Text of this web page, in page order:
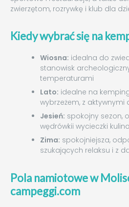
zwierzętom, rozrywkę i klub dla
Kiedy wybrać się na
Wiosna: idealna do
stanowisk
temperaturami
Lato: idealne na
wybrzeżem, z
Jesień: spokojny sezon,
wędrówkii wycieczki
Zima: spokojniejsza,
szukających relaksu i z
Pola namiotowe w
campeggi.com